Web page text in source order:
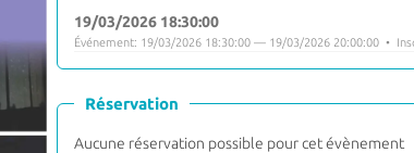
19/03/2026 18:30:00
Événement: 19/03/2026 18:30:00 — 19/03/2026 20:00:00 •
Réservation
Aucune réservation possible pour cet évènement